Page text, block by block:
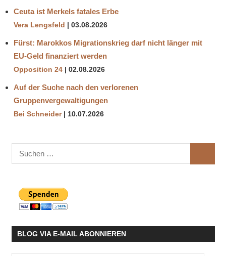
Ceuta ist Merkels fatales Erbe
Vera Lengsfeld 03.08.2026
Fürst: Marokkos Migrationskrieg darf nicht länger mit
EU-Geld finanziert werden
Opposition 24 02.08.2026
Auf der Suche nach den verlorenen
Gruppenvergewaltigungen
Bei Schneider 10.07.2026
Suchen
nach:
BLOG VIA E-MAIL ABONNIEREN